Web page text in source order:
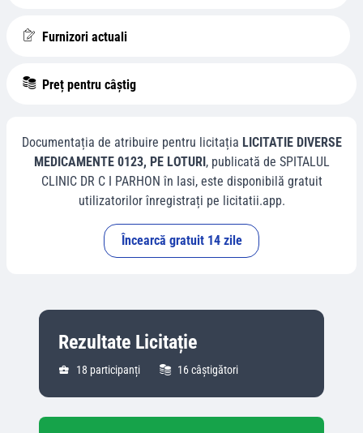
Furnizori actuali
Preț pentru câștig
Documentația de atribuire pentru licitația LICITATIE DIVERSE
MEDICAMENTE 0123, PE LOTURI, publicată de SPITALUL
CLINIC DR C I PARHON în Iasi, este disponibilă gratuit
utilizatorilor înregistrați pe licitatii.app.
Încearcă gratuit 14 zile
Rezultate Licitație
18 participanți 16câștigători